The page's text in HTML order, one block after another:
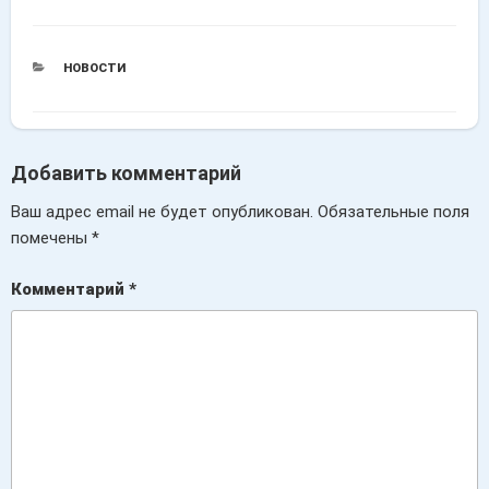
РУБРИКИ
НОВОСТИ
Добавить комментарий
Ваш адрес email не будет опубликован. Обязательные поля
помечены *
Комментарий *